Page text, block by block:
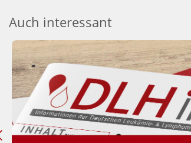
Auch interessant